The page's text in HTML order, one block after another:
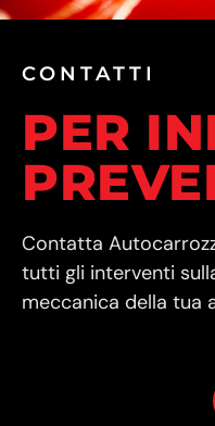
CONTATTI
PER
Contatta
tutti gli interventi
meccanica della tua